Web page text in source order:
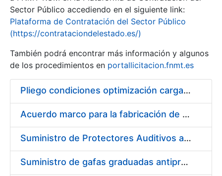
Show/Hide
Sector Público accediendo en el siguiente link:
Plataforma de Contratación del Sector Público
(https://contrataciondelestado.es/)
También podrá encontrar más información y algunos
de los procedimientos en portallicitacion.fnmt.es
Pliego condiciones optimización cargas compras firmado
Acuerdo marco para la fabricación de piezas
Suministro de Protectores Auditivos a medida para las personas trabajadoras de los Centros de Trabajo de Madrid y Burgos
Suministro de gafas graduadas antiproyecciones para los trabajadores de la FNMT-RCM en los centros de trabajo de Madrid y Burgos